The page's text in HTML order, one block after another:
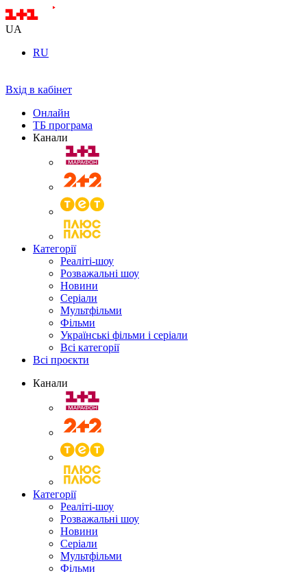
UA
RU
Вхід в кабінет
Онлайн
ТБ програма
Канали
Категорії
Реаліті-шоу
Розважальні шоу
Новини
Серіали
Мультфільми
Фільми
Українські фільми і серіали
Всі категорії
Всі проєкти
Канали
Категорії
Реаліті-шоу
Розважальні шоу
Новини
Серіали
Мультфільми
Фільми